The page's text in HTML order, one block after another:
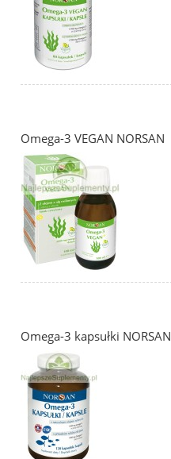
Omega-3 VEGAN NORSAN
Omega-3 kapsułki NORSAN